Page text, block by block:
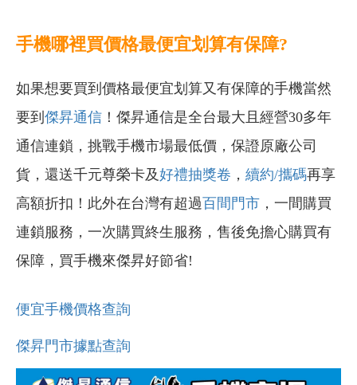
手機哪裡買價格最便宜划算有保障?
如果想要買到價格最便宜划算又有保障的手機當然
要到 傑昇通信 ！傑昇通信是全台最大且經營30多年
通信連鎖，挑戰手機市場最低價，保證原廠公司
貨，還送千元尊榮卡及好禮抽獎卷 ， 續約/攜碼再享
高額折扣！此外在台灣有超過百間門市 ，一間購買
連鎖服務，一次購買終生服務，售後免擔心購買有
保障，買手機來傑昇好節省!
便宜手機價格查詢
傑昇門市據點查詢